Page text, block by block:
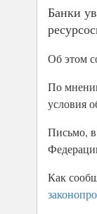
Банки
Об этом
По
условия
Письмо, в
Как